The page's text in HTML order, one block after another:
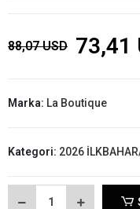
88,07 USD 73,41
Marka: La Boutique
Kategori: 2026